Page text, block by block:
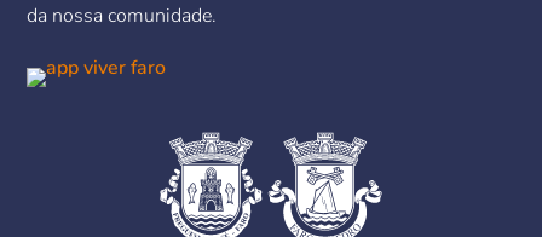
da nossa comunidade.